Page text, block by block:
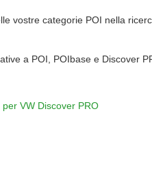
vostre categorie POI nella
a POI, POIbase e Discover
VW Discover PRO